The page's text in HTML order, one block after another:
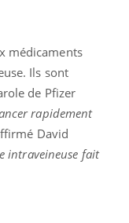
médicaments
Ils sont
de Pfizer
rapidement
David
intraveineuse fait